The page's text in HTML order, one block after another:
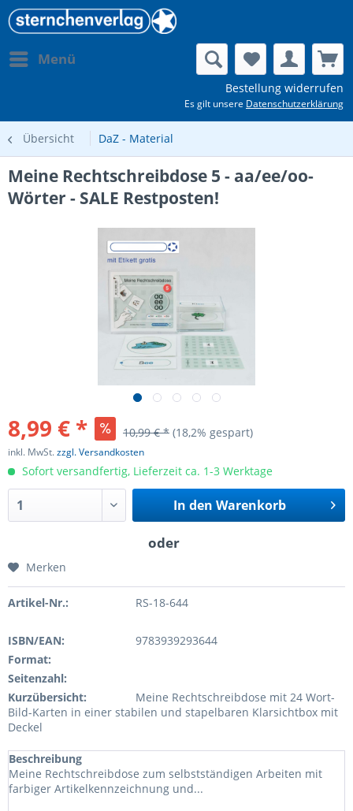
Menü
Bestellung widerrufen
Es gilt unsere Datenschutzerklärung
Übersicht DaZ - Material
Meine Rechtschreibdose 5 - aa/ee/oo-
Wörter - SALE Restposten!
8,99 € * 10,99 € * (18,2% gespart)
inkl. MwSt.zzgl. Versandkosten
Sofort versandfertig, Lieferzeit ca. 1-3 Werktage
In den Warenkorb
Merken
Artikel-Nr.: RS-18-644
ISBN/EAN:
9783939293644
Format:
Seitenzahl:
Kurzübersicht:
Meine Rechtschreibdose mit 24 Wort-
Bild-Karten in einer stabilen und stapelbaren Klarsichtbox mit
Deckel
Beschreibung
Meine Rechtschreibdose zum selbstständigen Arbeiten mit
farbiger Artikelkennzeichnung und...